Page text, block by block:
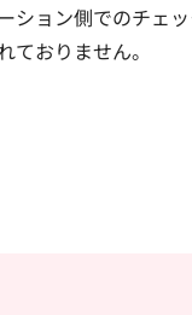
ョン側でのチェ
おりません。